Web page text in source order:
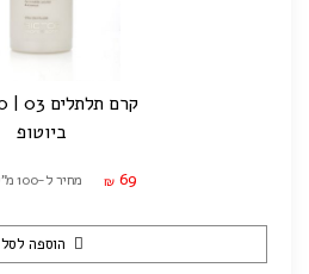
קרם תלתלים 03 | 500 מ"ל
ביוטופ
₪ 69 מחיר ל-100 מ"ל: ₪13.80
הוספה לסל